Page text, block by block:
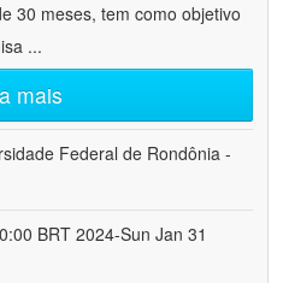
30 meses, tem como objetivo
...
mais
Federal de Rondônia -
BRT 2024-Sun Jan 31